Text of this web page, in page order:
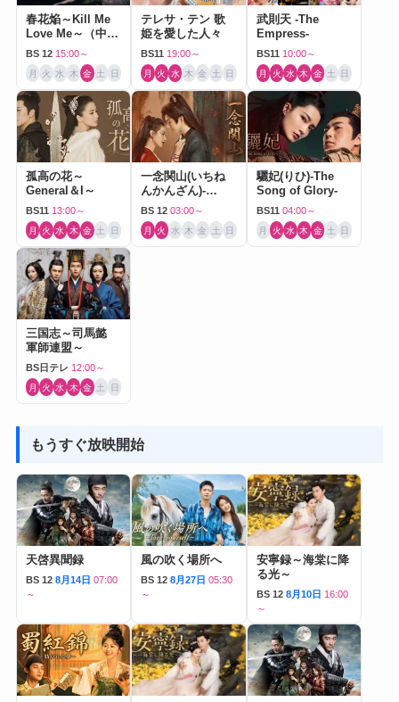
春花焔～Kill Me
Love Me～（中国
ドラマ）
BS 12 15:00～
月 火 水 木 金 土 日
テレサ・テン 歌
姫を愛した人々
BS11 19:00～
月 火 水 木 金 土 日
武則天 -The
Empress-
BS11 10:00～
月 火 水 木 金 土 日
孤高の花～
General＆I～
BS11 13:00～
月 火 水 木 金 土 日
一念関山(いちね
んかんざん)-
Journey to Love-
BS 12 03:00～
月 火 水 木 金 土 日
驪妃(りひ)-The
Song of Glory-
BS11 04:00～
月 火 水 木 金 土 日
三国志～司馬懿
軍師連盟～
BS日テレ 12:00～
月 火 水 木 金 土 日
もうすぐ放映開始
天啓異聞録
BS 12 8月14日 07:00
～
風の吹く場所へ
BS 12 8月27日 05:30
～
安寧録～海棠に降
る光～
BS 12 8月10日 16:00
～